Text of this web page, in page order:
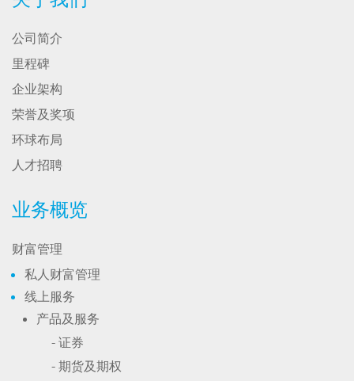
开设户口
公司简介
里程碑
企业架构
荣誉及奖项
环球布局
人才招聘
业务概览
财富管理
私人财富管理
线上服务
产品及服务
- 证券
- 期货及期权